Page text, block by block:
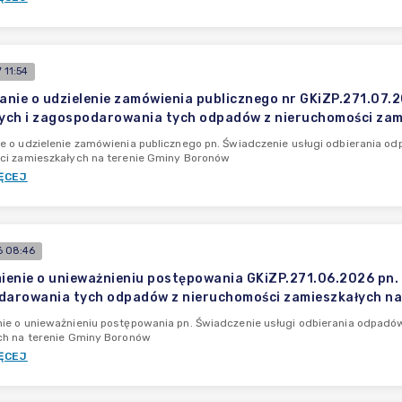
o udzielenie zamówienia publicznego nr
i zagospodarowania tych odpadów z nieruchomości
o udzielenie zamówienia publicznego pn. Świadczenie usługi odbierania
zamieszkałych na terenie Gminy Boronów
08:46
o unieważnieniu postępowania GKiZP.271.06.2026
tych odpadów z nieruchomości zamieszkałych
o unieważnieniu postępowania pn. Świadczenie usługi odbierania
na terenie Gminy Boronów